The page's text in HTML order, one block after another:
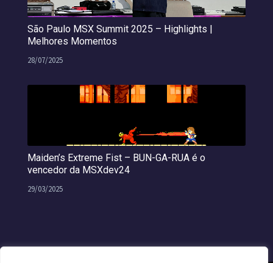
São Paulo MSX Summit 2025 – Highlights |
Melhores Momentos
28/07/2025
Maiden’s Extreme Fist – BUN-GA-RUA é o
vencedor da MSXdev24
29/03/2025